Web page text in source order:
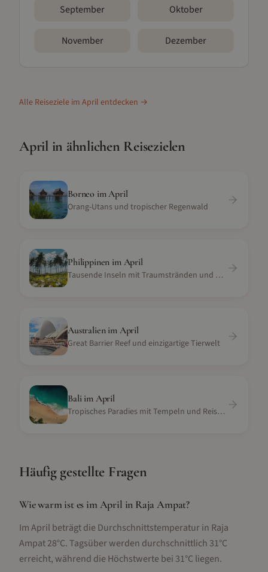
September Oktober
November Dezember
Alle Reiseziele im April entdecken →
Aprilin ähnlichen Reisezielen
Borneo imApril
Orang-Utans und tropischer Regenwald
Philippinen im April
Tausende Inseln mit Traumstränden und Tauchspots
Australienim April
Great Barrier Reef und einzigartige Tierwelt
Baliim April
Tropisches Paradies mit Tempeln und Reisterrassen
Häufig gestellte Fragen
Wie warm ist es im April in Raja Ampat?
Im April beträgt die Durchschnittstemperatur in Raja
Ampat 28°C. Tagsüber werden durchschnittlich 31°C
erreicht, während die Höchstwerte bei 31°C liegen.